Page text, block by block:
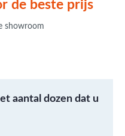
de beste prijs
showroom
aantal dozen dat u